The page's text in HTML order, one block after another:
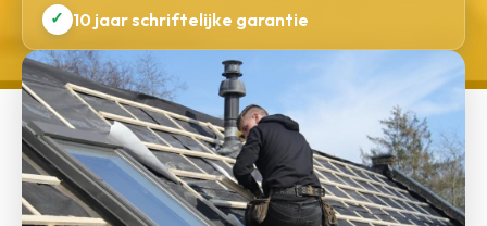
✓ 10 jaar schriftelijke garantie